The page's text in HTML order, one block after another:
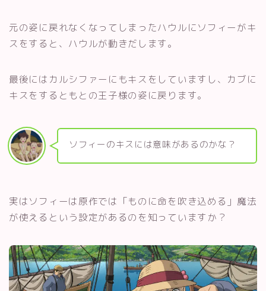
元の姿に戻れなくなってしまったハウルにソフィーがキ
スをすると、ハウルが動きだします。
最後にはカルシファーにもキスをしていますし、カブに
キスをするともとの王子様の姿に戻ります。
ソフィーのキスには意味があるのかな？
実はソフィーは原作では「ものに命を吹き込める」魔法
が使えるという設定があるのを知っていますか？